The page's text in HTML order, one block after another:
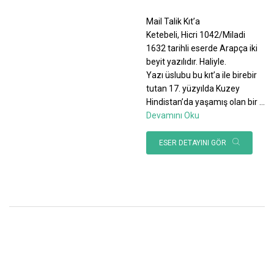
Mail Talik Kıt’a
Ketebeli, Hicri 1042/Miladi
1632 tarihli eserde Arapça iki
beyit yazılıdır. Haliyle.
Yazı üslubu bu kıt’a ile birebir
tutan 17. yüzyılda Kuzey
Hindistan’da yaşamış olan bir
Devamını Oku
ESER DETAYINI GÖR